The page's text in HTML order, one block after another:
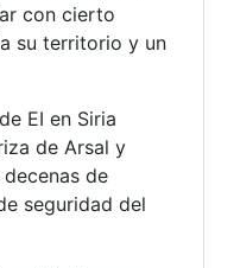
con cierto
su territorio y un
EI en Siria
de Arsal y
de
seguridad del